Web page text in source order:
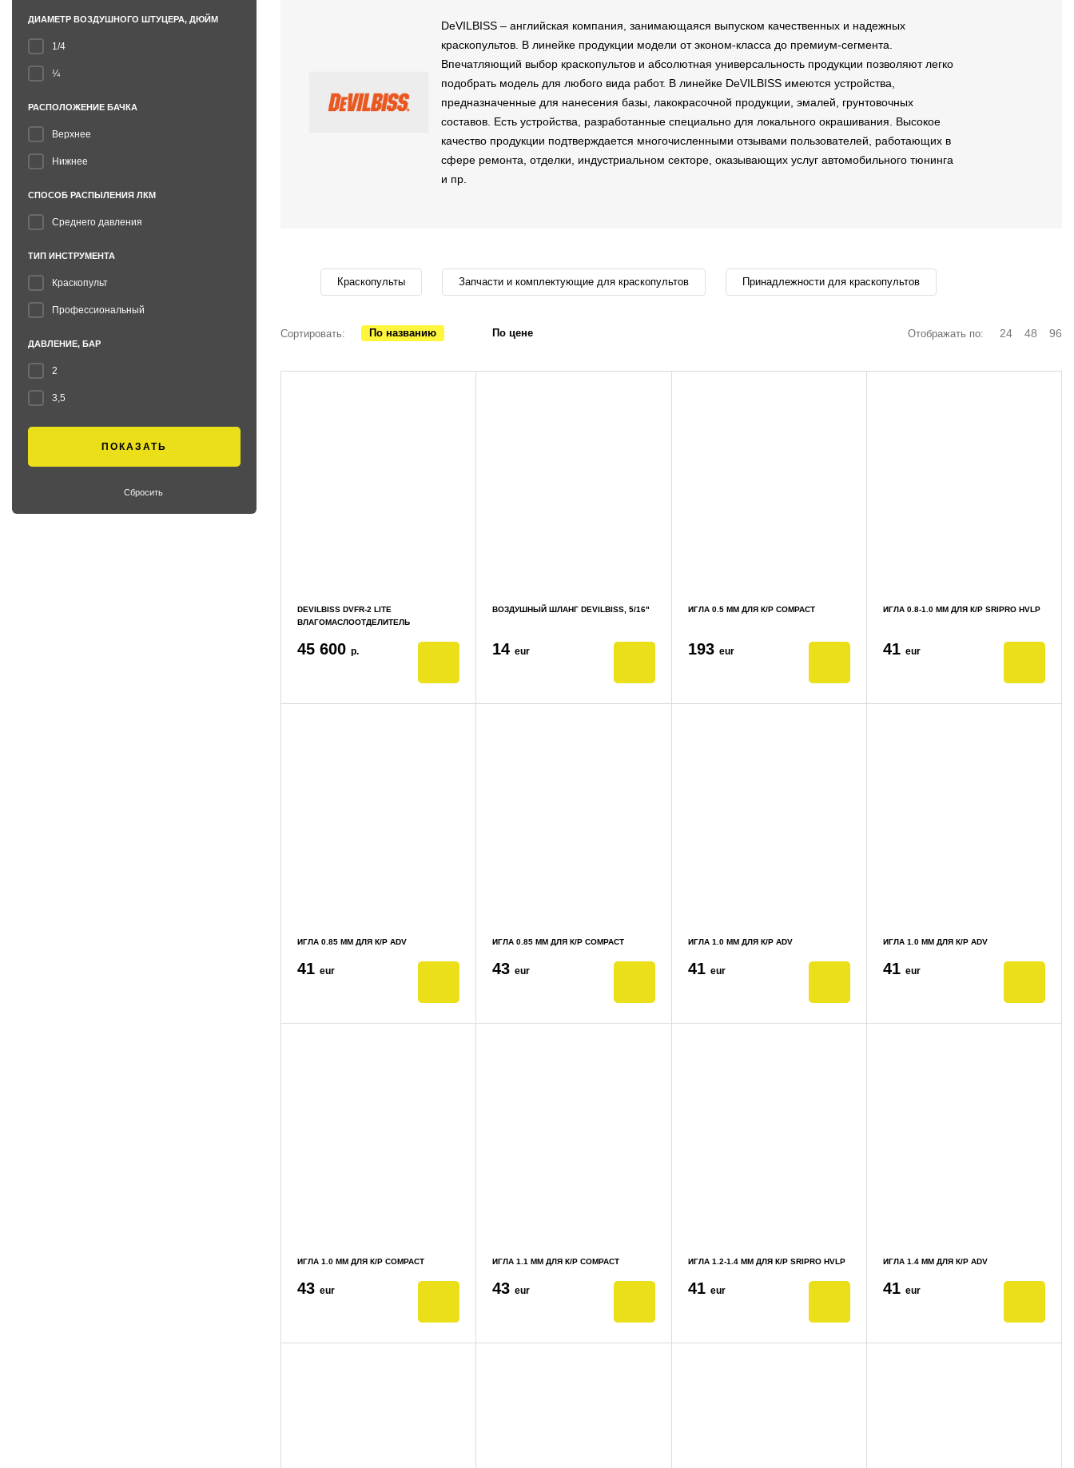
ДИАМЕТР ВОЗДУШНОГО ШТУЦЕРА, ДЮЙМ
1/4
¼
РАСПОЛОЖЕНИЕ БАЧКА
Верхнее
Нижнее
СПОСОБ РАСПЫЛЕНИЯ ЛКМ
Среднего давления
ТИП ИНСТРУМЕНТА
Краскопульт
Профессиональный
ДАВЛЕНИЕ, БАР
2
3,5
Сбросить
DeVILBISS – английская компания, занимающаяся выпуском качественных и надежных
краскопультов. В линейке продукции модели от эконом-класса до премиум-сегмента.
Впечатляющий выбор краскопультов и абсолютная универсальность продукции позволяют легко
подобрать модель для любого вида работ. В линейке DeVILBISS имеются устройства,
предназначенные для нанесения базы, лакокрасочной продукции, эмалей, грунтовочных
составов. Есть устройства, разработанные специально для локального окрашивания. Высокое
качество продукции подтверждается многочисленными отзывами пользователей, работающих в
сфере ремонта, отделки, индустриальном секторе, оказывающих услуг автомобильного тюнинга
и пр.
Краскопульты Запчасти и комплектующие для краскопультов Принадлежности для краскопультов
Сортировать: По названию По цене Отображать по: 24 48 96
DEVILBISS DVFR-2 LITE
ВЛАГОМАСЛООТДЕЛИТЕЛЬ
45 600 р.
ВОЗДУШНЫЙ ШЛАНГ DEVILBISS, 5/16"
14eur
ИГЛА 0.5 ММ ДЛЯ К/Р COMPACT
193 eur
ИГЛА 0.8-1.0 ММ ДЛЯ К/Р SRIPRO HVLP
41 eur
ИГЛА 0.85 ММ ДЛЯ К/Р ADV
41 eur
ИГЛА 0.85 ММ ДЛЯ К/Р COMPACT
43eur
ИГЛА 1.0 ММ ДЛЯ К/Р ADV
41 eur
ИГЛА 1.0 ММ ДЛЯ К/Р ADV
41 eur
ИГЛА 1.0 ММ ДЛЯ К/Р COMPACT
43 eur
ИГЛА 1.1 ММ ДЛЯ К/Р COMPACT
43eur
ИГЛА 1.2-1.4 ММ ДЛЯ К/Р SRIPRO HVLP
41 eur
ИГЛА 1.4 ММ ДЛЯ К/Р ADV
41 eur